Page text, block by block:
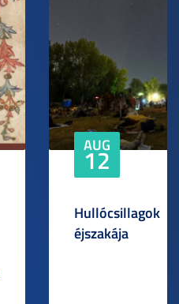
AUG
12
Hullócsillagok
éjszakája